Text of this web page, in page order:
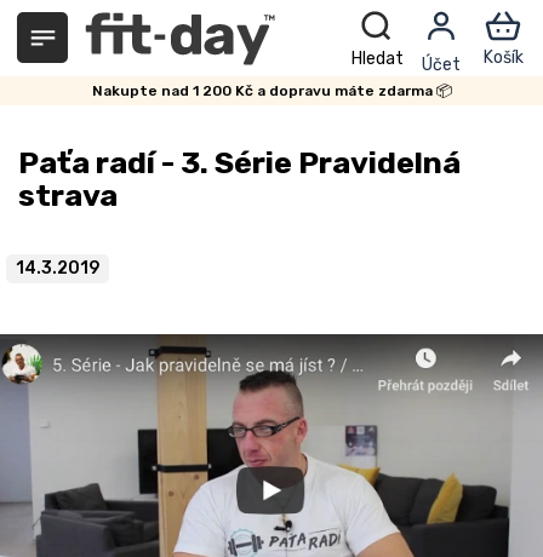
Přejít
obsah
Nakupte nad 1 200 Kč a dopravu máte zdarma 📦
Paťa radí - 3. Série Pravidelná
strava
14.3.2019